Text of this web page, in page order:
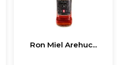
Ron Miel Arehuc...